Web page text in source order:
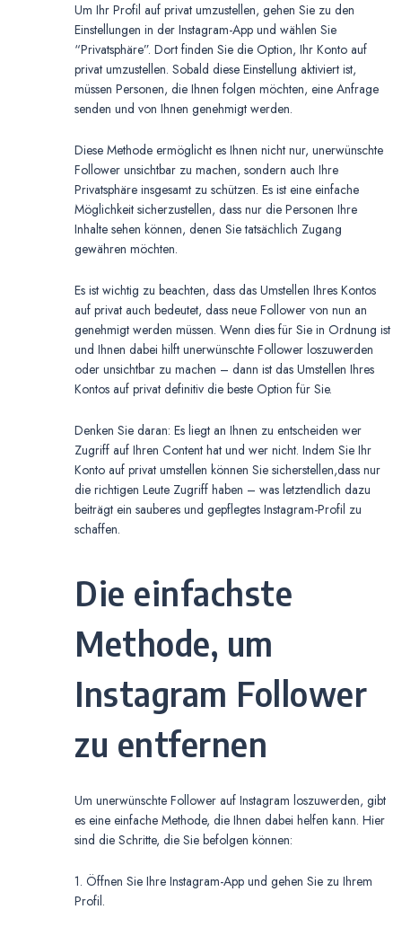
Um Ihr Profil auf privat umzustellen, gehen Sie zu den
Einstellungen in der Instagram-App und wählen Sie
“Privatsphäre”. Dort finden Sie die Option, Ihr Konto auf
privat umzustellen. Sobald diese Einstellung aktiviert ist,
müssen Personen, die Ihnen folgen möchten, eine Anfrage
senden und von Ihnen genehmigt werden.
Diese Methode ermöglicht es Ihnen nicht nur, unerwünschte
Follower unsichtbar zu machen, sondern auch Ihre
Privatsphäre insgesamt zu schützen. Es ist eine einfache
Möglichkeit sicherzustellen, dass nur die Personen Ihre
Inhalte sehen können, denen Sie tatsächlich Zugang
gewähren möchten.
Es ist wichtig zu beachten, dass das Umstellen Ihres Kontos
auf privat auch bedeutet, dass neue Follower von nun an
genehmigt werden müssen. Wenn dies für Sie in Ordnung ist
und Ihnen dabei hilft unerwünschte Follower loszuwerden
oder unsichtbar zu machen – dann ist das Umstellen Ihres
Kontos auf privat definitiv die beste Option für Sie.
Denken Sie daran: Es liegt an Ihnen zu entscheiden wer
Zugriff auf Ihren Content hat und wer nicht. Indem Sie Ihr
Konto auf privat umstellen können Sie sicherstellen,dass nur
die richtigen Leute Zugriff haben – was letztendlich dazu
beiträgt ein sauberes und gepflegtes Instagram-Profil zu
schaffen.
Die einfachste
Methode, um
Instagram Follower
zu entfernen
Um unerwünschte Follower auf Instagram loszuwerden, gibt
es eine einfache Methode, die Ihnen dabei helfen kann. Hier
sind die Schritte, die Sie befolgen können:
1. Öffnen Sie Ihre Instagram-App und gehen Sie zu Ihrem
Profil.